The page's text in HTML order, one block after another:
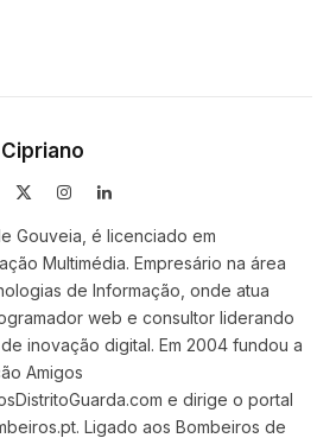
InstagramLinkedIn
Gouveia, é licenciado em
Multimédia. Empresário na área
de Informação, onde atua
web e consultor liderando
inovação digital. Em 2004 fundou a
Amigos
e dirige o portal
Ligado aos Bombeiros de